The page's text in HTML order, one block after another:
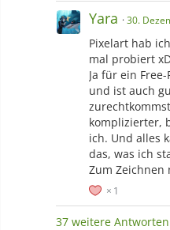
Yara 30.
Pixelart hab
mal probiert
Ja für ein
und ist auch
komplizierter,
ich. Und alles
das, was ich
Zum Zeichnen
1
37 weitere Antworten